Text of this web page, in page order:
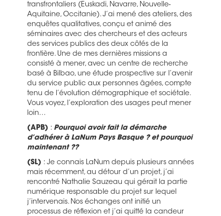
transfrontaliers (Euskadi, Navarre, Nouvelle-
Aquitaine, Occitanie). J’ai mené des ateliers, des
enquêtes qualitatives, conçu et animé des
séminaires avec des chercheurs et des acteurs
des services publics des deux côtés de la
frontière. Une de mes dernières missions a
consisté à mener, avec un centre de recherche
basé à Bilbao, une étude prospective sur l’avenir
du service public aux personnes âgées, compte
tenu de l’évolution démographique et sociétale.
Vous voyez, l’exploration des usages peut mener
loin…
(APB) : Pourquoi avoir fait la démarche
d’adhérer à LaNum Pays Basque ? et pourquoi
maintenant ??
(SL) : Je connais LaNum depuis plusieurs années
mais récemment, au détour d’un projet, j’ai
rencontré Nathalie Sauzeau qui gérait la partie
numérique responsable du projet sur lequel
j’intervenais. Nos échanges ont initié un
processus de réflexion et j’ai quitté la candeur